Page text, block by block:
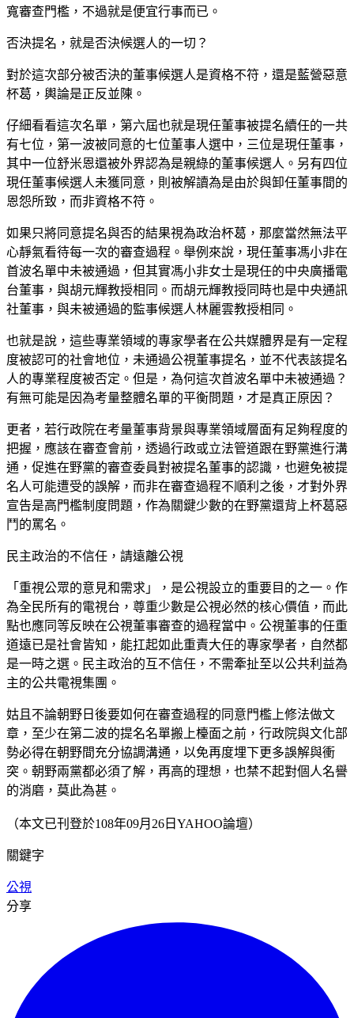
寬審查門檻，不過就是便宜行事而已。
否決提名，就是否決候選人的一切？
對於這次部分被否決的董事候選人是資格不符，還是藍營惡意
杯葛，輿論是正反並陳。
仔細看看這次名單，第六屆也就是現任董事被提名續任的一共
有七位，第一波被同意的七位董事人選中，三位是現任董事，
其中一位舒米恩還被外界認為是親綠的董事候選人。另有四位
現任董事候選人未獲同意，則被解讀為是由於與卸任董事間的
恩怨所致，而非資格不符。
如果只將同意提名與否的結果視為政治杯葛，那麼當然無法平
心靜氣看待每一次的審查過程。舉例來說，現任董事馮小非在
首波名單中未被通過，但其實馮小非女士是現任的中央廣播電
台董事，與胡元輝教授相同。而胡元輝教授同時也是中央通訊
社董事，與未被通過的監事候選人林麗雲教授相同。
也就是說，這些專業領域的專家學者在公共媒體界是有一定程
度被認可的社會地位，未通過公視董事提名，並不代表該提名
人的專業程度被否定。但是，為何這次首波名單中未被通過？
有無可能是因為考量整體名單的平衡問題，才是真正原因？
更者，若行政院在考量董事背景與專業領域層面有足夠程度的
把握，應該在審查會前，透過行政或立法管道跟在野黨進行溝
通，促進在野黨的審查委員對被提名董事的認識，也避免被提
名人可能遭受的誤解，而非在審查過程不順利之後，才對外界
宣告是高門檻制度問題，作為關鍵少數的在野黨還背上杯葛惡
鬥的罵名。
民主政治的不信任，請遠離公視
「重視公眾的意見和需求」，是公視設立的重要目的之一。作
為全民所有的電視台，尊重少數是公視必然的核心價值，而此
點也應同等反映在公視董事審查的過程當中。公視董事的任重
道遠已是社會皆知，能扛起如此重責大任的專家學者，自然都
是一時之選。民主政治的互不信任，不需牽扯至以公共利益為
主的公共電視集團。
姑且不論朝野日後要如何在審查過程的同意門檻上修法做文
章，至少在第二波的提名名單搬上檯面之前，行政院與文化部
勢必得在朝野間充分協調溝通，以免再度埋下更多誤解與衝
突。朝野兩黨都必須了解，再高的理想，也禁不起對個人名譽
的消磨，莫此為甚。
（本文已刊登於108年09月26日YAHOO論壇）
關鍵字
公視
分享